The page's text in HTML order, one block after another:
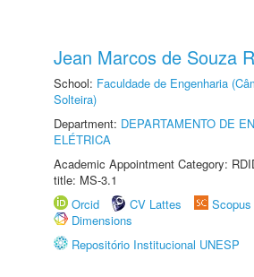
Jean Marcos de Souza
School: Faculdade de Engenharia
Solteira)
Department: DEPARTAMENTO DE
ELÉTRICA
Academic Appointment Category:
title: MS-3.1
Orcid
CV Lattes Scopus
Dimensions
Repositório Institucional UNESP